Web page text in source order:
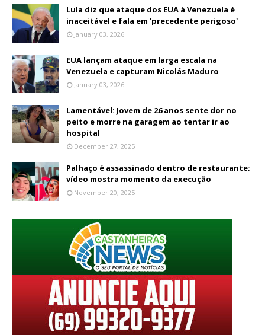
Lula diz que ataque dos EUA à Venezuela é
inaceitável e fala em 'precedente perigoso'
January 03, 2026
EUA lançam ataque em larga escala na
Venezuela e capturam Nicolás Maduro
January 03, 2026
Lamentável: Jovem de 26 anos sente dor no
peito e morre na garagem ao tentar ir ao
hospital
December 27, 2025
Palhaço é assassinado dentro de restaurante;
vídeo mostra momento da execução
November 20, 2025